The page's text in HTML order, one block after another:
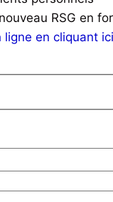
RSG en
en cliquant